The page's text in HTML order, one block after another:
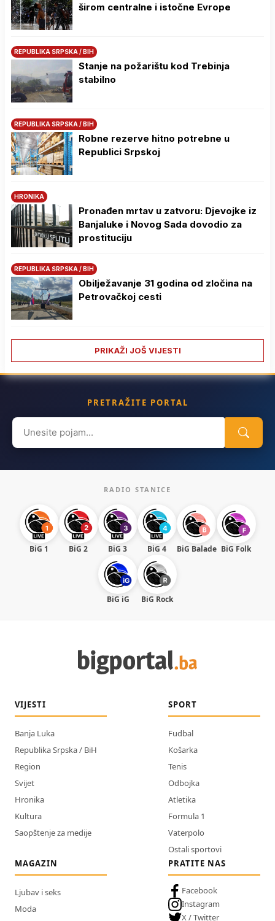
širom centralne i istočne Evrope
REPUBLIKA SRPSKA / BIH
Stanje na požarištu kod Trebinja
stabilno
REPUBLIKA SRPSKA / BIH
Robne rezerve hitno potrebne u
Republici Srpskoj
HRONIKA
Pronađen mrtav u zatvoru: Djevojke iz
Banjaluke i Novog Sada dovodio za
prostituciju
REPUBLIKA SRPSKA / BIH
Obilježavanje 31 godina od zločina na
Petrovačkoj cesti
PRIKAŽI JOŠ VIJESTI
PRETRAŽITE PORTAL
Search
for:
RADIO STANICE
BiG 1 BiG 2 BiG 3 BiG 4 BiG Balade BiG Folk
BiG iG BiG Rock
VIJESTI
Banja Luka
Republika Srpska / BiH
Region
Svijet
Hronika
Kultura
Saopštenje za medije
SPORT
Fudbal
Košarka
Tenis
Odbojka
Atletika
Formula 1
Vaterpolo
Ostali sportovi
MAGAZIN
Ljubav i seks
Moda
PRATITE NAS
Facebook
Instagram
X / Twitter